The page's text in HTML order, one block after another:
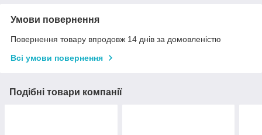
Умови повернення
Повернення товару впродовж 14 днів за домовленістю
Всі умови повернення
Подібні товари компанії